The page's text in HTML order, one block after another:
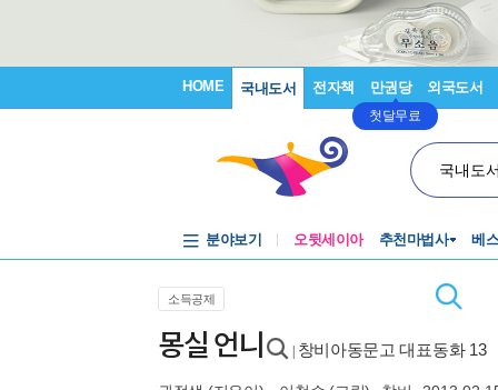
HOME 국내도서 전자책 만권당
첫달무료
외국도서
국내도
분야보기 오뒷세이아 추천마법사 베
소득공제
몽실 언니 창비아동문고 대표동화 13